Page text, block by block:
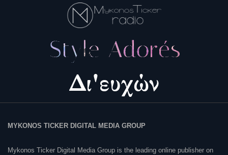
MYKONOS TICKER DIGITAL MEDIA GROUP
Mykonos Ticker Digital Media Group is the leading online publisher on